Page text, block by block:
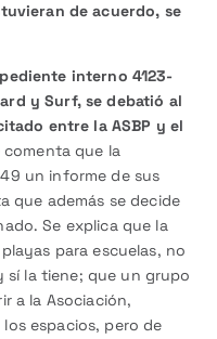
de acuerdo, se
interno 4123-
y Surf, se debatió al
entre la ASBP y el
comenta que la
un informe de sus
que además se decide
Se explica que la
para escuelas, no
sí la tiene; que un grupo
a la Asociación,
espacios, pero de